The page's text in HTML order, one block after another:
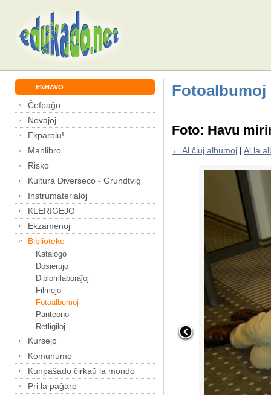
ENHAVO
Ĉefpaĝo
Novaĵoj
Ekparolu!
Manlibro
Risko
Kultura Diverseco - Grundtvig
Instrumaterialoj
KLERIGEJO
Ekzamenoj
Biblioteko
Katalogo
Dosierujo
Diplomlaboraĵoj
Filmejo
Fotoalbumoj
Panteono
Retligiloj
Kursejo
Komunumo
Kunpaŝado ĉirkaŭ la mondo
Pri la paĝaro
Fotoalbumoj
Foto: Havu
← Al ĉiuj albumoj |Al la